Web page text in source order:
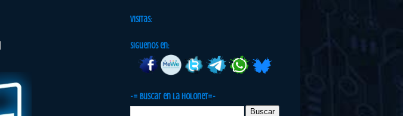
Visitas:
Siguenos en:
-= Buscar en la Holonet=-